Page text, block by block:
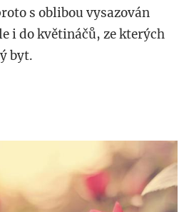
s oblibou vysazován
i do květináčů, ze kterých
byt.